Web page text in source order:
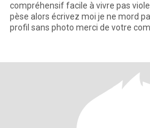
compréhensif facile à vivre pas
pèse alors écrivez moi je ne mord